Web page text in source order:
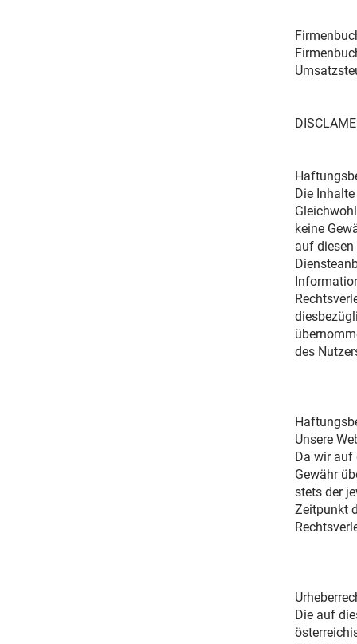
Die
keine
auf
des
Unsere
Da wir auf
Gewähr
stets der
Zeitpunkt
Die auf